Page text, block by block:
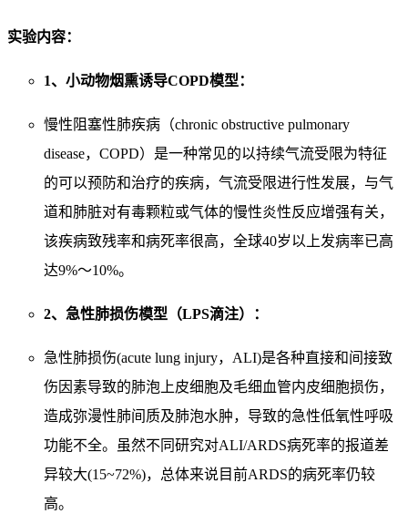
实验内容：
1、小动物烟熏诱导COPD模型：
慢性阻塞性肺疾病（chronic obstructive pulmonary
disease，COPD）是一种常见的以持续气流受限为特征
的可以预防和治疗的疾病，气流受限进行性发展，与气
道和肺脏对有毒颗粒或气体的慢性炎性反应增强有关，
该疾病致残率和病死率很高，全球40岁以上发病率已高
达9%～10%。
2、急性肺损伤模型（LPS滴注）：
急性肺损伤(acute lung injury，ALI)是各种直接和间接致
伤因素导致的肺泡上皮细胞及毛细血管内皮细胞损伤，
造成弥漫性肺间质及肺泡水肿，导致的急性低氧性呼吸
功能不全。虽然不同研究对ALI/ARDS病死率的报道差
异较大(15~72%)，总体来说目前ARDS的病死率仍较
高。